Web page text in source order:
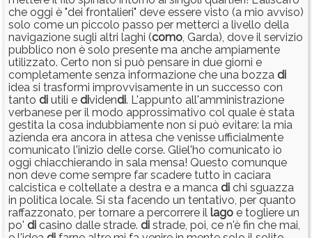
che oggi è "dei frontalieri" deve essere visto (a mio avviso)
solo come un piccolo passo per metterci a livello della
navigazione sugli altri laghi (como, Garda), dove il servizio
pubblico non è solo presente ma anche ampiamente
utilizzato. Certo non si può pensare in due giorni e
completamente senza informazione che una bozza di
idea si trasformi improvvisamente in un successo con
tanto di utili e dividendi. L'appunto all'amministrazione
verbanese per il modo approssimativo col quale è stata
gestita la cosa indubbiamente non si può evitare: la mia
azienda era ancora in attesa che venisse ufficialmente
comunicato l'inizio delle corse. Gliel'ho comunicato io
oggi chiacchierando in sala mensa! Questo comunque
non deve come sempre far scadere tutto in caciara
calcistica e coltellate a destra e a manca di chi sguazza
in politica locale. Si sta facendo un tentativo, per quanto
raffazzonato, per tornare a percorrere il lago e togliere un
po' di casino dalle strade. di strade, poi, ce n'è fin che mai,